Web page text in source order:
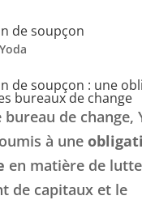
de soupçon
Yoda
de soupçon : une
bureaux de change
de change,
à une
en matière de
de capitaux et le